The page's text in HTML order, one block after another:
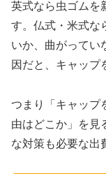
英式なら虫ゴムを
す。仏式・米式な
いか、曲がってい
因だと、キャップ
つまり「キャップ
由はどこか」を見
な対策も必要な出